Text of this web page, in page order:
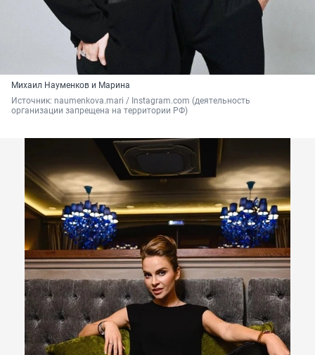
Михаил Науменков и Марина
Источник: naumenkova.mari / Instagram.com (деятельность
организации запрещена на территории РФ)